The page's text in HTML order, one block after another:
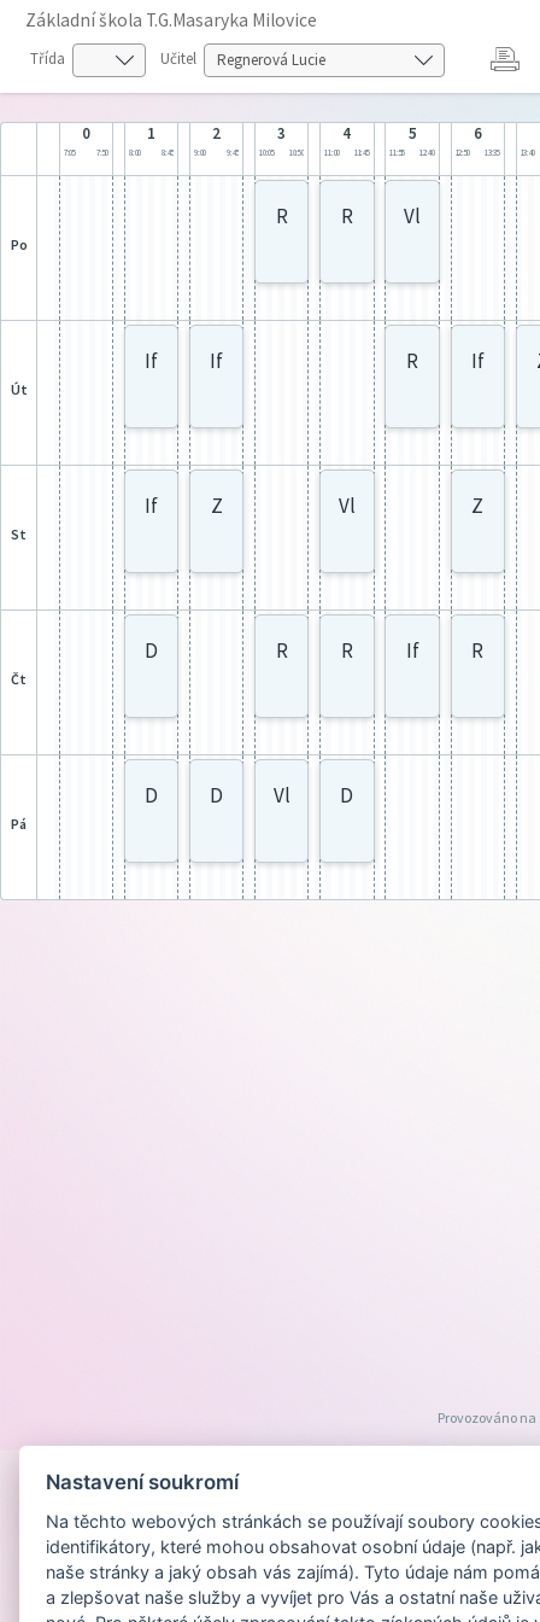
Základní škola T.G.Masaryka Milovice
Třída Učitel
0
7:05 7:50
1
8:00 8:45
2
9:00 9:45
3
10:05 10:50
4
11:00 11:45
5
11:55 12:40
6
12:50 13:35 13:40
po
R R Vl
út
If If R If
st
If Z Vl Z
čt
D R R If R
pá
D D Vl D
Provozováno
Nastavení soukromí
Na těchto webových stránkách se používají soubory
identifikátory, které mohou obsahovat osobní údaje (např.
naše stránky a jaký obsah vás zajímá). Tyto údaje nám
a zlepšovat naše služby a vyvíjet pro Vás a ostatní naše